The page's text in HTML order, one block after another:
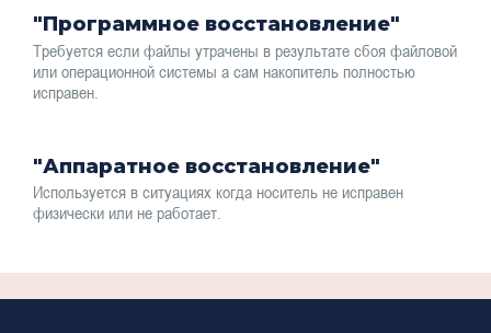
"Программное восстановление"
Требуется если файлы утрачены в результате сбоя файловой
или операционной системы а сам накопитель полностью
исправен.
"Аппаратное восстановление"
Используется в ситуациях когда носитель не исправен
физически или не работает.